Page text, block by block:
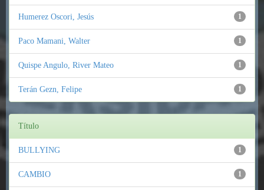
1
Humerez Oscori, Jesús
1
Paco Mamani, Walter
1
Quispe Angulo, River Mateo
1
Terán Gezn, Felipe
Título
1
BULLYING
1
CAMBIO